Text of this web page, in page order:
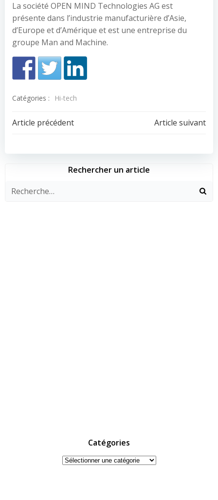
La société OPEN MIND Technologies AG est
présente dans l’industrie manufacturière d’Asie,
d’Europe et d’Amérique et est une entreprise du
groupe Man and Machine.
Catégories : Hi-tech
Navigation
de
l’article
Article précédent
Navigation
de
l’article
Article suivant
Rechercher un article
Catégories
Catégories